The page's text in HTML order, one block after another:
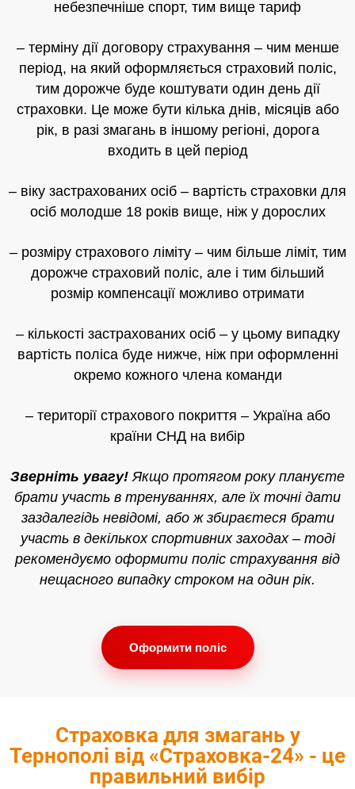
небезпечніше спорт, тим вище тариф
– терміну дії договору страхування – чим менше
період, на який оформляється страховий поліс,
тим дорожче буде коштувати один день дії
страховки. Це може бути кілька днів, місяців або
рік, в разі змагань в іншому регіоні, дорога
входить в цей період
– віку застрахованих осіб – вартість страховки для
осіб молодше 18 років вище, ніж у дорослих
– розміру страхового ліміту – чим більше ліміт, тим
дорожче страховий поліс, але і тим більший
розмір компенсації можливо отримати
– кількості застрахованих осіб – у цьому випадку
вартість поліса буде нижче, ніж при оформленні
окремо кожного члена команди
– території страхового покриття – Україна або
країни СНД на вибір
Зверніть увагу! Якщо протягом року плануєте
брати участь в тренуваннях, але їх точні дати
заздалегідь невідомі, або ж збираєтеся брати
участь в декількох спортивних заходах – тоді
рекомендуємо оформити поліс страхування від
нещасного випадку строком на один рік.
Оформити поліс
Страховка для змагань у
Тернополі від «Страховка-24» - це
правильний вибір